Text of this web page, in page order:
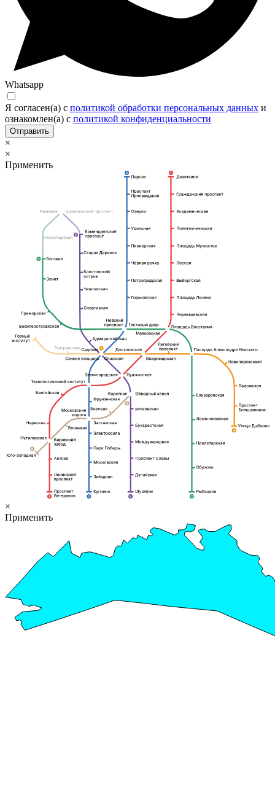
Whatsapp
Я согласен(а) c политикой обработки персональных данных и
ознакомлен(а) с политикой конфиденциальности
Отправить
×
×
Применить
×
Применить